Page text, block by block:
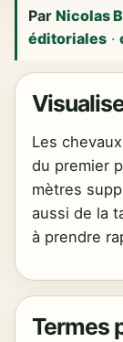
ParNicolas
éditoriales ·
Les
du premier
mètres
aussi de la
à prendre
Termes